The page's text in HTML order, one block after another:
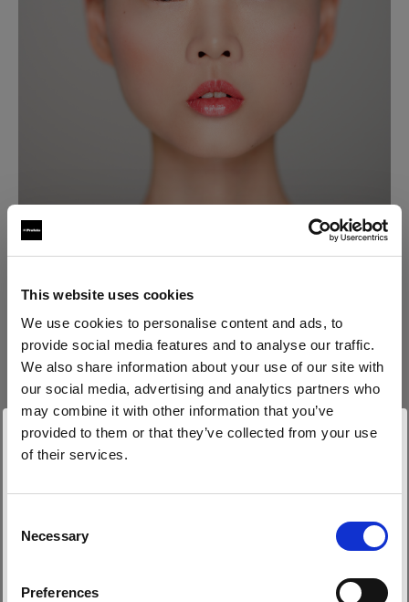
This website uses cookies
We use cookies to personalise content and ads, to
provide social media features and to analyse our traffic.
We also share information about your use of our site with
our social media, advertising and analytics partners who
may combine it with other information that you’ve
provided to them or that they’ve collected from your use
of their services.
Selection
Necessary
Preferences
Möchten Sie Ihren Standort aktualisieren?
Bulgaria
Aufnahme 2: D2 + Softlight-
Reflektor mit Diffusor
„Manchmal möchte ich das Kantenlicht ein bisschen
reduzieren, ohne gleich den kompletten Look zu
den Profoto Diffusor verwendet, wodurch genau der